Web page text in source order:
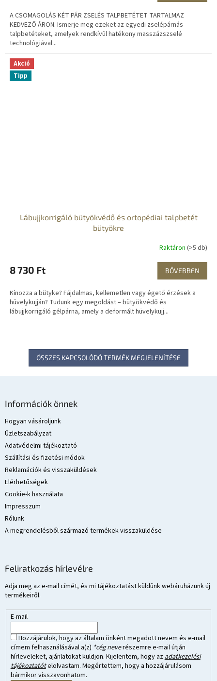
A CSOMAGOLÁS KÉT PÁR ZSELÉS TALPBETÉTET TARTALMAZ
KEDVEZŐ ÁRON. Ismerje meg ezeket az egyedi zselépárnás
talpbetéteket, amelyek rendkívül hatékony masszázszselé
technológiával...
Akció
Tipp
Lábujjkorrigáló bütyökvédő és ortopédiai talpbetét
bütyökre
Raktáron (>5 db)
8 730 Ft BŐVEBBEN
Kínozza a bütyke? Fájdalmas, kellemetlen vagy égető érzések a
hüvelykujján? Tudunk egy megoldást – bütyökvédő és
lábujjkorrigáló gélpárna, amely a deformált hüvelykujj...
ÖSSZES KAPCSOLÓDÓ TERMÉK MEGJELENÍTÉSE
Információk önnek
Hogyan vásároljunk
Üzletszabályzat
Adatvédelmi tájékoztató
Szállítási és fizetési módok
Reklamációk és visszaküldések
Elérhetőségek
Cookie-k használata
Impresszum
Rólunk
A megrendelésből származó termékek visszaküldése
Feliratkozás hírlevélre
Adja meg az e-mail címét, és mi tájékoztatást küldünk webáruházunk új
termékeiről.
E-mail
Hozzájárulok, hogy az általam önként megadott nevem és e-mail
címem felhasználásával a(z) *cég neverészemre e-mail útján
hírleveleket, ajánlatokat küldjön. Kijelentem, hogy azadatkezelési
tájékoztatótelolvastam. Megértettem, hogy a hozzájárulásom
bármikor visszavonhatom.